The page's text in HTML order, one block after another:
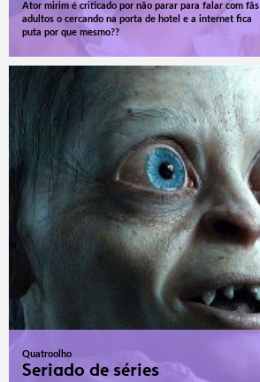
Ator mirim é criticado por não parar para falar com fãs
adultos o cercando na porta de hotel e a internet fica
puta por que mesmo??
Quatroolho
Seriado de séries